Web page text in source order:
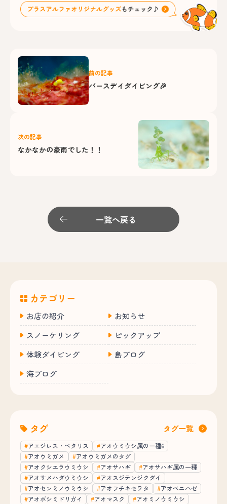
前の記事
バースデイダイビング🎉
次の記事
なかなかの豪雨でした！！
一覧へ戻る
カテゴリー
お店の紹介
お知らせ
スノーケリング
ピックアップ
体験ダイビング
島ブログ
海ブログ
タグ タグ一覧
アエジレス・ペタリス
アオウミウシ属の一種6
アオウミガメ
アオウミガメのタグ
アオクシエラウミウシ
アオサハギ
アオサハギ属の一種
アオサメハダウミウシ
アオスジテンジクダイ
アオセンミノウミウシ
アオフチキセワタ
アオベニハゼ
アオボシミドリガイ
アオマスク
アオミノウミウシ